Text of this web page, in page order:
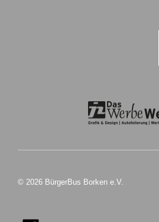
© 2026 BürgerBus Borken e.V.